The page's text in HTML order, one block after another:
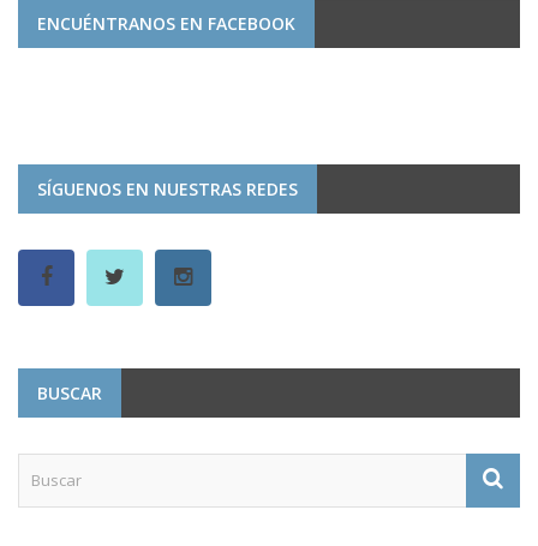
ENCUÉNTRANOS EN FACEBOOK
SÍGUENOS EN NUESTRAS REDES
BUSCAR